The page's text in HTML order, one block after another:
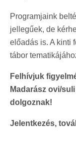
Programjaink
jellegűek, de
előadás is. A kinti
tábor
Felhívjuk
Madarász ovi/
dolgoznak!
Jelentkezés,